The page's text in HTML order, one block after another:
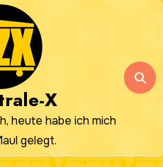
X
heute habe ich mich
gelegt.